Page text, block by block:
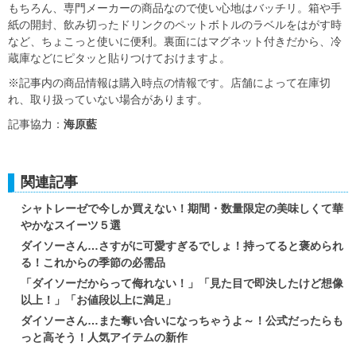
もちろん、専門メーカーの商品なので使い心地はバッチリ。箱や手
紙の開封、飲み切ったドリンクのペットボトルのラベルをはがす時
など、ちょこっと使いに便利。裏面にはマグネット付きだから、冷
蔵庫などにピタッと貼りつけておけますよ。
※記事内の商品情報は購入時点の情報です。店舗によって在庫切
れ、取り扱っていない場合があります。
記事協力： 海原藍
関連記事
シャトレーゼで今しか買えない！期間・数量限定の美味しくて華
やかなスイーツ５選
ダイソーさん…さすがに可愛すぎるでしょ！持ってると褒められ
る！これからの季節の必需品
「ダイソーだからって侮れない！」「見た目で即決したけど想像
以上！」「お値段以上に満足」
ダイソーさん…また奪い合いになっちゃうよ～！公式だったらも
っと高そう！人気アイテムの新作